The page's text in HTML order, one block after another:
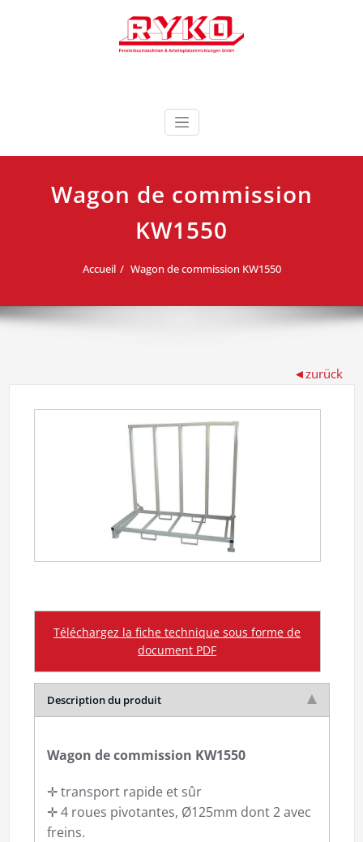
RYKO France RYKO
Deutschland
GmbH
Wagon de commission
KW1550
Accueil Wagon de commission KW1550
Téléchargez la fiche technique sous forme de
document PDF
Description du produit
Wagon de commission KW1550
✛ transport rapide et sûr
✛ 4 roues pivotantes, Ø125mm dont 2 avec
freins.